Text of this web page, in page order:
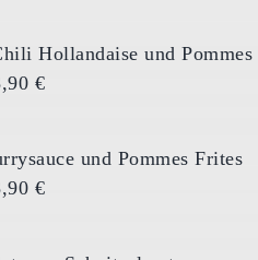
Hollandaise und Pommes
€
und Pommes Frites
€